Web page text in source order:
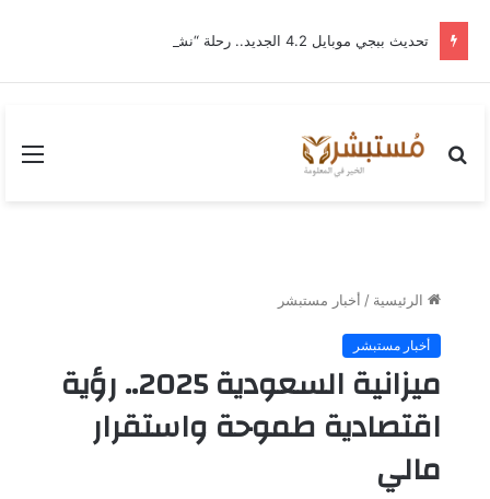
بحث
الرئيسية / أخبار مستبشر
أخبار مستبشر
ميزانية السعودية 2025.. رؤية
اقتصادية طموحة واستقرار
مالي